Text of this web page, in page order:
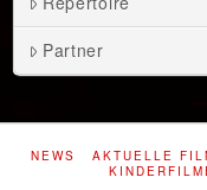
Partner
NEWS AKTUELLE